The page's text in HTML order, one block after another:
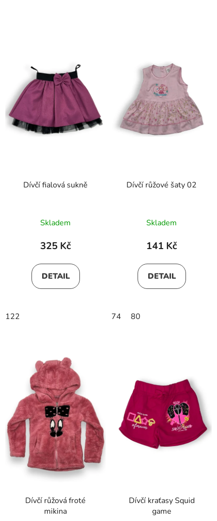
Dívčí fialová sukně
Skladem
325 Kč
DETAIL
122
Dívčí růžové šaty 02
Skladem
141 Kč
DETAIL
74 80
Dívčí růžová froté
mikina
Dívčí kraťasy Squid
game